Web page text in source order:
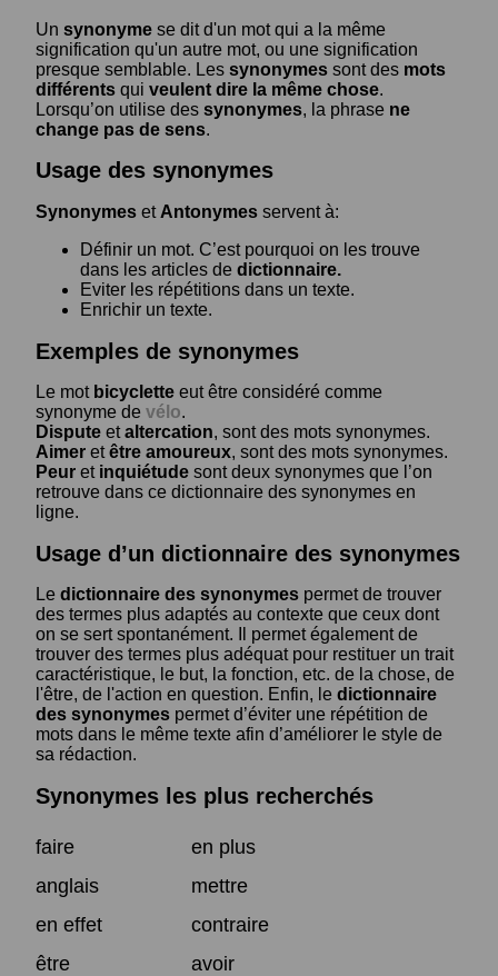
Un synonyme se dit d'un mot qui a la même
signification qu'un autre mot, ou une signification
presque semblable. Les synonymes sont des mots
différents qui veulent dire la même chose.
Lorsqu’on utilise des synonymes, la phrase ne
change pas de sens.
Usage des synonymes
Synonymes et Antonymes servent à:
Définir un mot. C’est pourquoi on les trouve
dans les articles de dictionnaire.
Eviter les répétitions dans un texte.
Enrichir un texte.
Exemples de synonymes
Le mot bicyclette eut être considéré comme
synonyme de vélo.
Dispute etaltercation, sont des mots synonymes.
Aimer etêtre amoureux, sont des mots synonymes.
Peur et inquiétude sont deux synonymes que l’on
retrouve dans ce dictionnaire des synonymes en
ligne.
Usage d’un dictionnaire des synonymes
Le dictionnaire des synonymes permet de trouver
des termes plus adaptés au contexte que ceux dont
on se sert spontanément. Il permet également de
trouver des termes plus adéquat pour restituer un trait
caractéristique, le but, la fonction, etc. de la chose, de
l'être, de l'action en question. Enfin, le dictionnaire
des synonymes permet d’éviter une répétition de
mots dans le même texte afin d’améliorer le style de
sa rédaction.
Synonymes les plus recherchés
faire
en plus
anglais
mettre
en effet
contraire
être
avoir